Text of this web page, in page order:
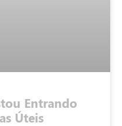
Entrando
Úteis